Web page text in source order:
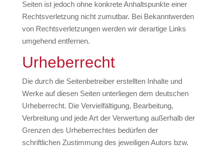
Seiten ist jedoch ohne konkrete Anhaltspunkte einer
Rechtsverletzung nicht zumutbar. Bei Bekanntwerden
von Rechtsverletzungen werden wir derartige Links
umgehend entfernen.
Urheberrecht
Die durch die Seitenbetreiber erstellten Inhalte und
Werke auf diesen Seiten unterliegen dem deutschen
Urheberrecht. Die Vervielfältigung, Bearbeitung,
Verbreitung und jede Art der Verwertung außerhalb der
Grenzen des Urheberrechtes bedürfen der
schriftlichen Zustimmung des jeweiligen Autors bzw.